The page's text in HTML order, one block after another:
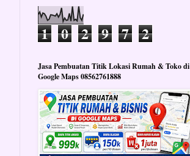
1 0 2 9 7 2
Jasa Pembuatan Titik Lokasi Rumah & Toko di
Google Maps 08562761888